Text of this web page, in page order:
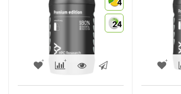
4
24